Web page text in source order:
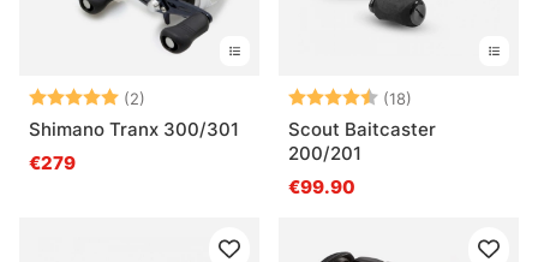
Bewertung:(2)
5.0 von 5 Sternen
Shimano Tranx 300/301
€279
Bewertung:(18)
Scout Baitcaster
200/201
€99.90